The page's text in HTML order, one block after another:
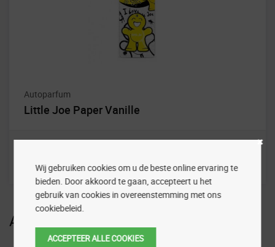
Autoparfum
Little Joe Paper Vanille
Aanbiedingen
Wij gebruiken cookies om u de beste online ervaring te
bieden. Door akkoord te gaan, accepteert u het
gebruik van cookies in overeenstemming met ons
cookiebeleid.
ACCEPTEER ALLE COOKIES